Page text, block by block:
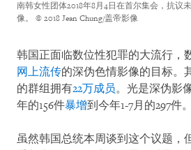
南韩女性团体2018年8月4日在首尔集会，抗议
像。
© 2018 Jean Chung/盖帝影像
韩国正面临数位性犯罪的大流行，
网上流传的深伪色情影像的目标。
的群组拥有22万成员。光是深伪影
年的156件暴增到今年1-7月的297件。
虽然韩国总统本周谈到这个议题，